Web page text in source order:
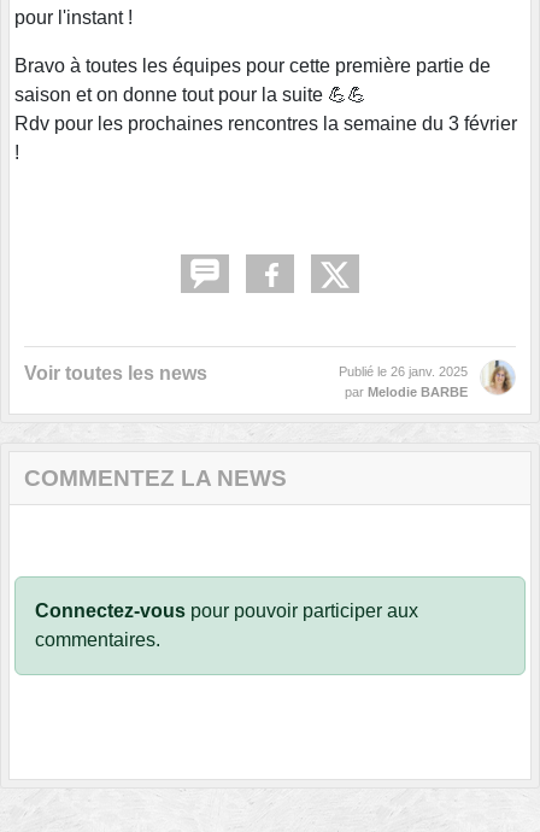
pour l'instant !
Bravo à toutes les équipes pour cette première partie de
saison et on donne tout pour la suite 💪💪
Rdv pour les prochaines rencontres la semaine du 3 février
!
Voir toutes les news Publié le 26 janv. 2025
par Melodie BARBE
COMMENTEZ LA NEWS
Connectez-vous pour pouvoir participer aux
commentaires.